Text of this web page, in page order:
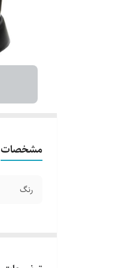
مشخصات
رنگ